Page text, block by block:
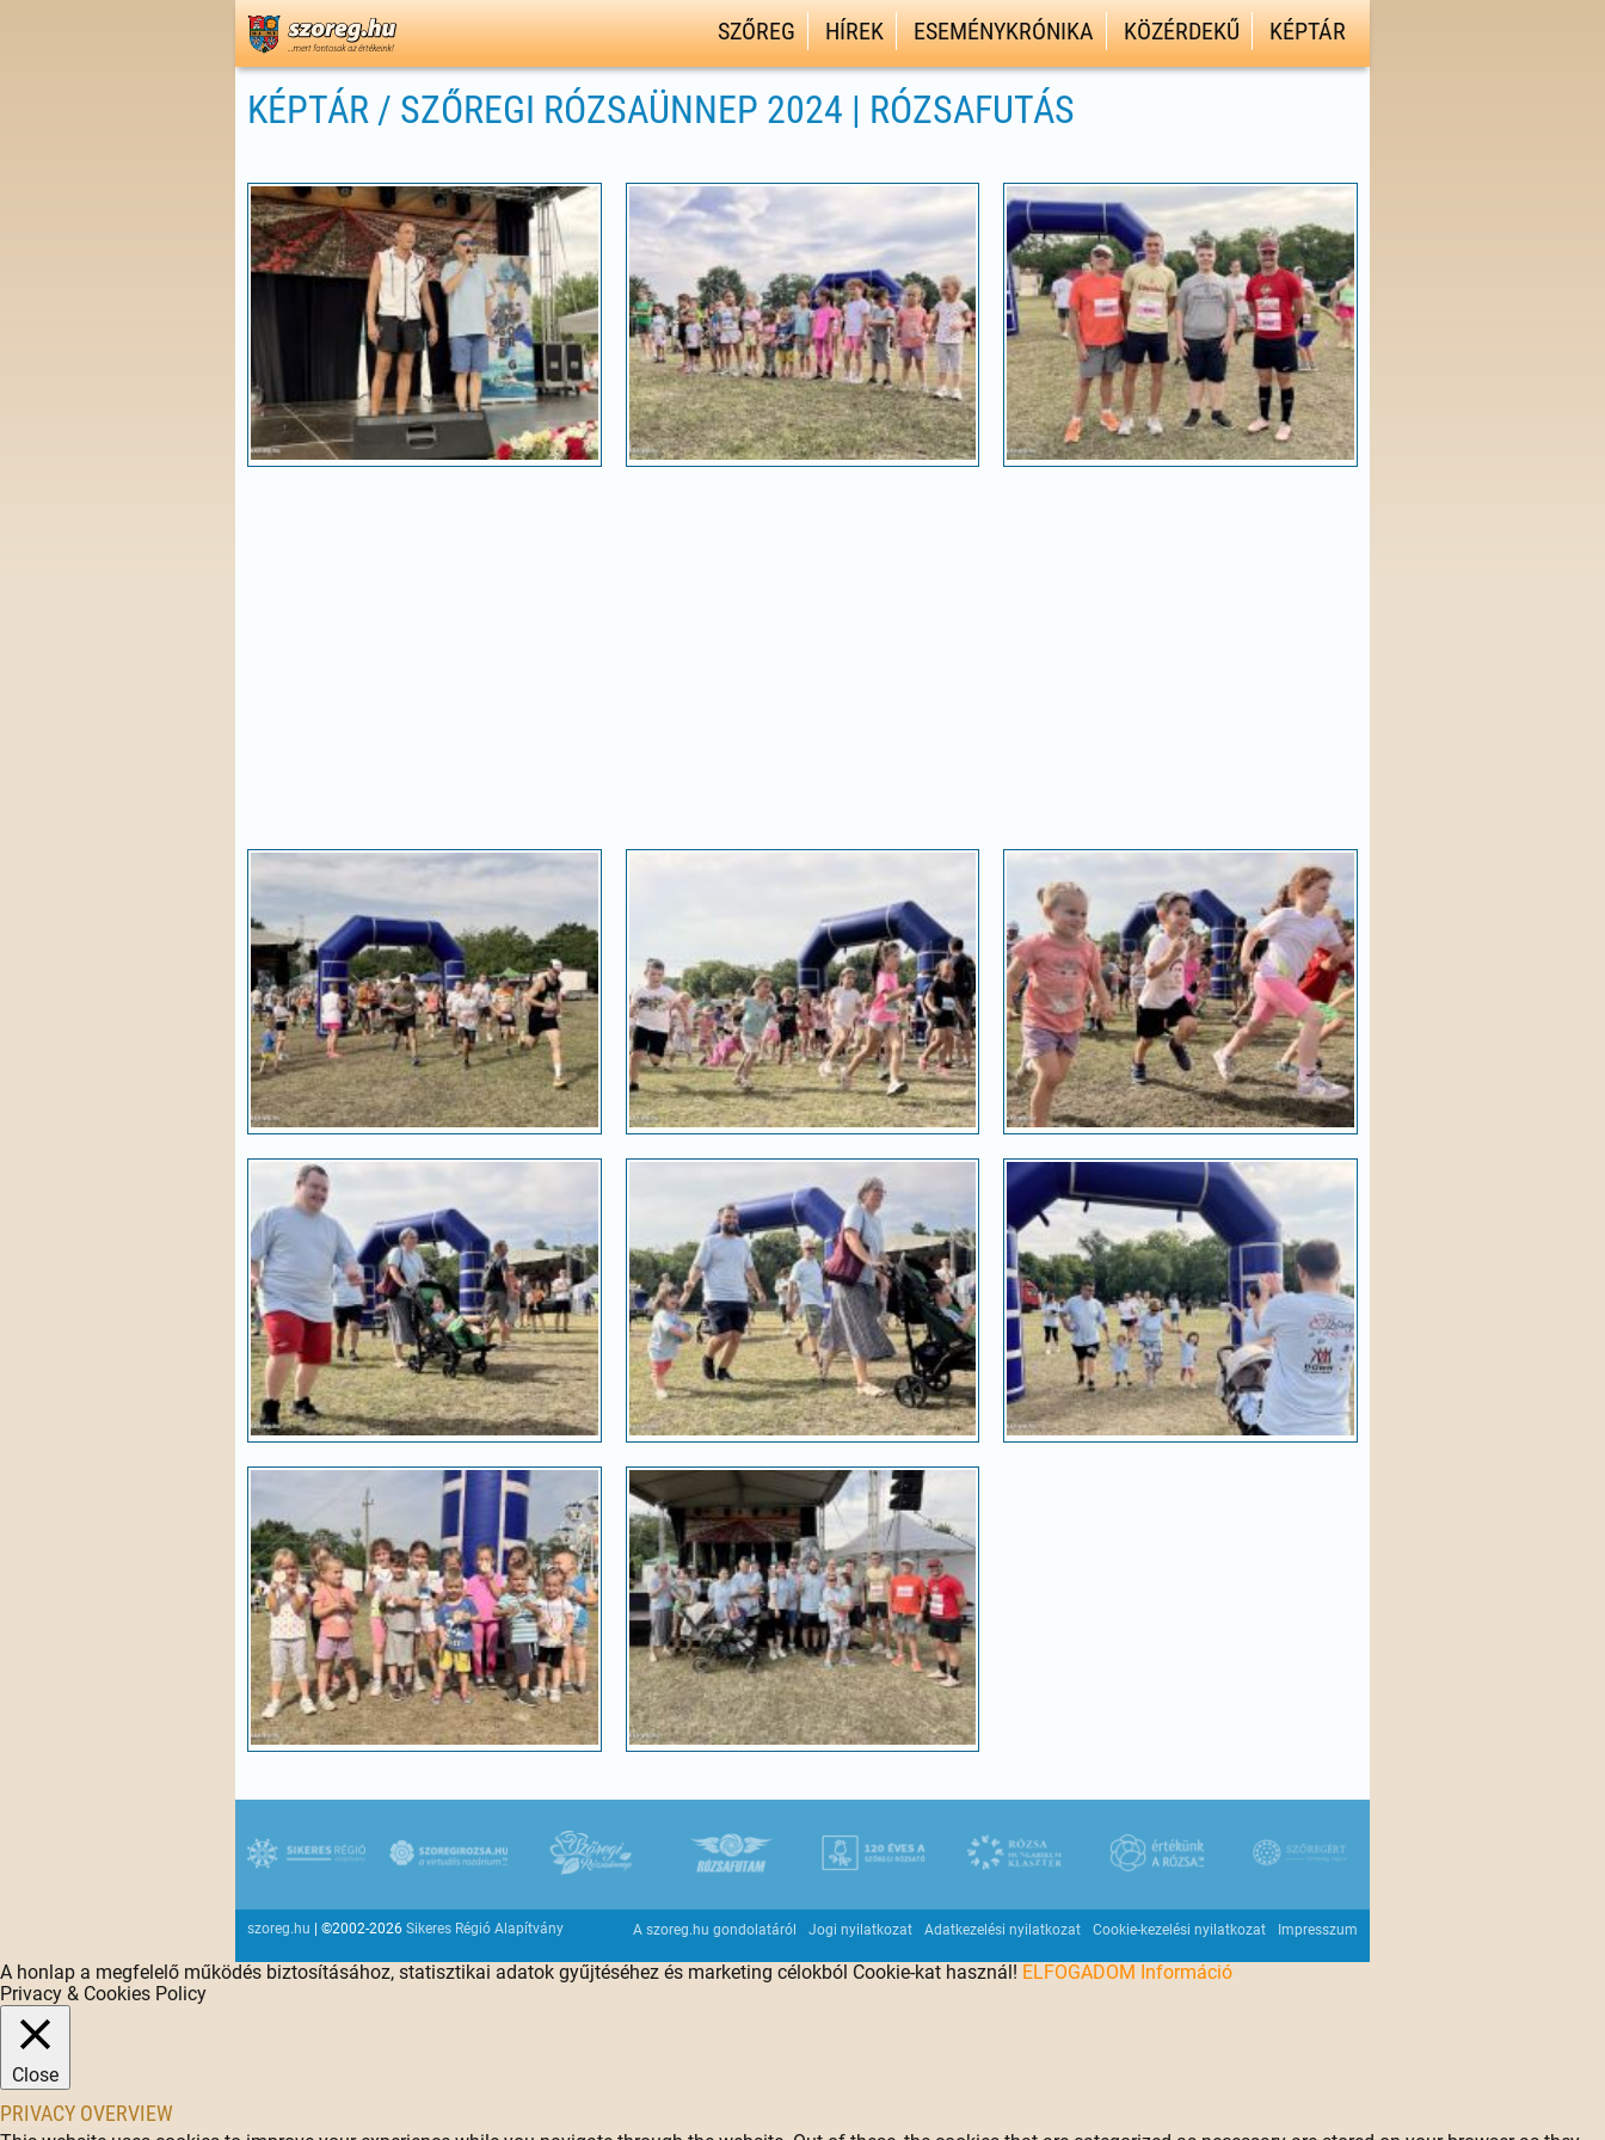
SZŐREG HÍREK ESEMÉNYKRÓNIKA KÖZÉRDEKŰ KÉPTÁR
KÉPTÁR / SZŐREGI RÓZSAÜNNEP 2024 | RÓZSAFUTÁS
szoreg.hu | ©2002-2026 Sikeres Régió Alapítvány A szoreg.hu gondolatáról Jogi nyilatkozat Adatkezelési nyilatkozat Cookie-kezelési nyilatkozat Impresszum
A honlap a megfelelő működés biztosításához, statisztikai adatok gyűjtéséhez és marketing célokból Cookie-kat használ! ELFOGADOM Információ
Privacy & Cookies Policy
Close
PRIVACY OVERVIEW